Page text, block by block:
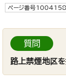
ページ番号1004158
質問
路上禁煙地区